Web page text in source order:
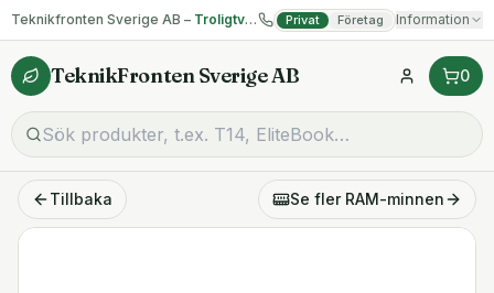
Teknikfronten Sverige AB – Troligtvis billigast på begagnad IT! Privat Företag Information
TeknikFronten Sverige AB 0
Tillbaka Se fler RAM-minnen